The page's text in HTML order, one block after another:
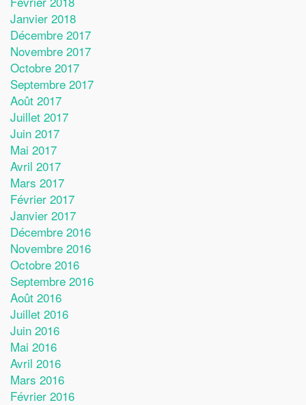
Janvier 2018
Décembre 2017
Novembre 2017
Octobre 2017
Septembre 2017
Août 2017
Juillet 2017
Juin 2017
Mai 2017
Avril 2017
Mars 2017
Février 2017
Janvier 2017
Décembre 2016
Novembre 2016
Octobre 2016
Septembre 2016
Août 2016
Juillet 2016
Juin 2016
Mai 2016
Avril 2016
Mars 2016
Février 2016